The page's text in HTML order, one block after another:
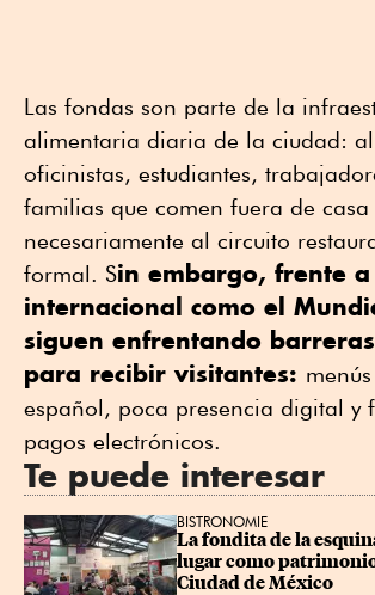
Las fondas son parte de la
alimentaria diaria de la ciudad:
oficinistas, estudiantes,
familias que comen fuera de
necesariamente al circuito
formal. Sin embargo, frente
internacional como el
siguen enfrentando
para recibir visitantes:
español, poca presencia digital y
pagos electrónicos.
Te puede interesar
BISTRONOMIE
La fondita de la
lugar como
Ciudad de México